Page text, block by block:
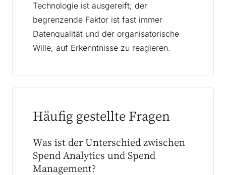
Technologie ist ausgereift; der
begrenzende Faktor ist fast immer
Datenqualität und der organisatorische
Wille, auf Erkenntnisse zu reagieren.
Häufig gestellte Fragen
Was ist der Unterschied zwischen
Spend Analytics und Spend
Management?